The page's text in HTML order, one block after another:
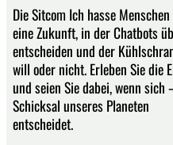
Die Sitcom Ich hasse
eine Zukunft, in der Chatbots
entscheiden und der
will oder nicht. Erleben Sie die
und seien Sie dabei, wenn
Schicksal unseres Planeten
entscheidet.